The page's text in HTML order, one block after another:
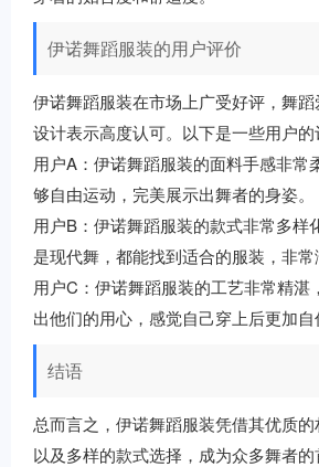
伊诺舞蹈服装的用户评价
伊诺舞蹈服装在市场上广受好评，舞
设计表示高度认可。以下是一些用户的
用户A：伊诺舞蹈服装的面料手感非常
够自由运动，完美展示出舞者的身姿。
用户B：伊诺舞蹈服装的款式非常多样
是现代舞，都能找到适合的服装，非常
用户C：伊诺舞蹈服装的工艺非常精湛
出他们的用心，感觉自己穿上后更加自
结语
总而言之，伊诺舞蹈服装凭借其优质
以及多样的款式选择，成为众多舞者